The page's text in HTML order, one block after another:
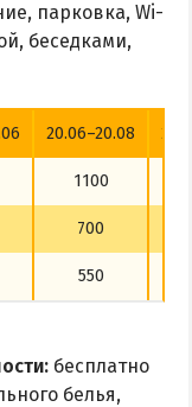
парковка, Wi-
беседками,
20.06–20.08
1100
700
550
бесплатно
белья,